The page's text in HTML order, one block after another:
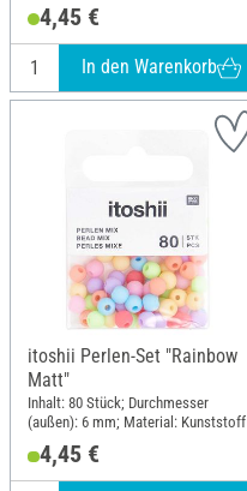
4,45 €
In den Warenkorb
itoshii Perlen-Set "Rainbow
Matt"
Inhalt: 80 Stück; Durchmesser
(außen): 6 mm; Material: Kunststoff
4,45 €